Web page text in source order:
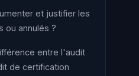
et justifier les
ou annulés ?
entre l'audit
de certification